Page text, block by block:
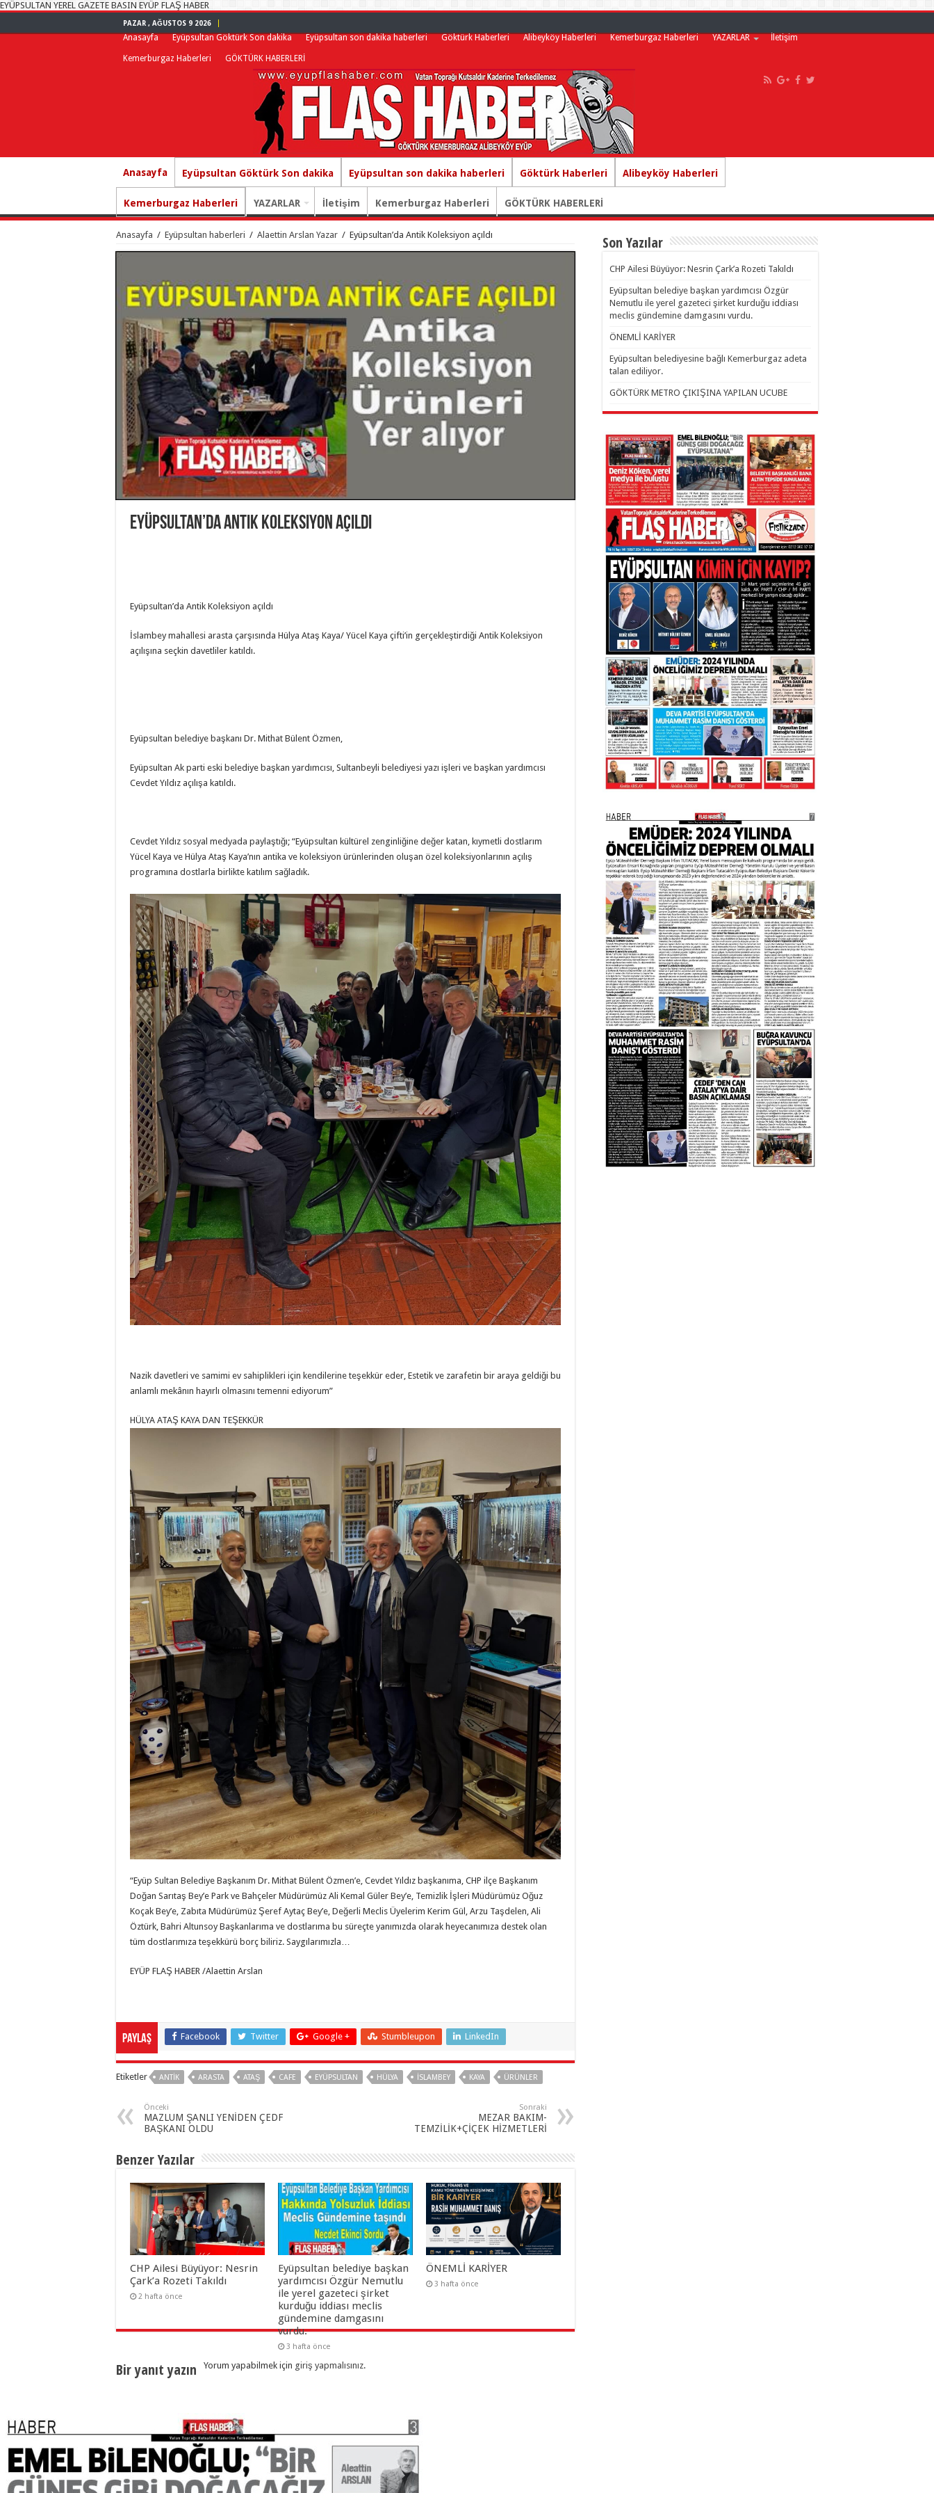
EYÜPSULTAN YEREL GAZETE BASIN EYÜP FLAŞ HABER
PAZAR , AĞUSTOS 9 2026
Anasayfa Eyüpsultan Göktürk Son dakika Eyüpsultan son dakika haberleri Göktürk Haberleri Alibeyköy Haberleri Kemerburgaz Haberleri YAZARLAR İletişim
Kemerburgaz Haberleri GÖKTÜRK HABERLERİ
Anasayfa Eyüpsultan Göktürk Son dakika Eyüpsultan son dakika haberleri Göktürk Haberleri Alibeyköy Haberleri
Kemerburgaz Haberleri YAZARLAR İletişim Kemerburgaz Haberleri GÖKTÜRK HABERLERİ
Anasayfa / Eyüpsultan haberleri / Alaettin Arslan Yazar / Eyüpsultan’da Antik Koleksiyon açıldı
Eyüpsultan’da Antik Koleksiyon açıldı
Eyüpsultan’da Antik Koleksiyon açıldı
İslambey mahallesi arasta çarşısında Hülya Ataş Kaya/ Yücel Kaya çifti’in gerçekleştirdiği Antik Koleksiyon
açılışına seçkin davetliler katıldı.
Eyüpsultan belediye başkanı Dr. Mithat Bülent Özmen,
Eyüpsultan Ak parti eski belediye başkan yardımcısı, Sultanbeyli belediyesi yazı işleri ve başkan yardımcısı
Cevdet Yıldız açılışa katıldı.
Cevdet Yıldız sosyal medyada paylaştığı; “Eyüpsultan kültürel zenginliğine değer katan, kıymetli dostlarım
Yücel Kaya ve Hülya Ataş Kaya’nın antika ve koleksiyon ürünlerinden oluşan özel koleksiyonlarının açılış
programına dostlarla birlikte katılım sağladık.
Nazik davetleri ve samimi ev sahiplikleri için kendilerine teşekkür eder, Estetik ve zarafetin bir araya geldiği bu
anlamlı mekânın hayırlı olmasını temenni ediyorum”
HÜLYA ATAŞ KAYA DAN TEŞEKKÜR
“Eyüp Sultan Belediye Başkanım Dr. Mithat Bülent Özmen’e, Cevdet Yıldız başkanıma, CHP ilçe Başkanım
Doğan Sarıtaş Bey’e Park ve Bahçeler Müdürümüz Ali Kemal Güler Bey’e, Temizlik İşleri Müdürümüz Oğuz
Koçak Bey’e, Zabıta Müdürümüz Şeref Aytaç Bey’e, Değerli Meclis Üyelerim Kerim Gül, Arzu Taşdelen, Ali
Öztürk, Bahri Altunsoy Başkanlarıma ve dostlarıma bu süreçte yanımızda olarak heyecanımıza destek olan
tüm dostlarımıza teşekkürü borç biliriz. Saygılarımızla…
EYÜP FLAŞ HABER /Alaettin Arslan
Paylaş Facebook Twitter Google + Stumbleupon LinkedIn
Etiketler ANTIK ARASTA ATAŞ CAFE EYÜPSULTAN HÜLYA ISLAMBEY KAYA ÜRÜNLER
Önceki
MAZLUM ŞANLI YENİDEN ÇEDF
BAŞKANI OLDU
Sonraki
MEZAR BAKIM-
TEMZİLİK+ÇİÇEK HİZMETLERİ
Benzer Yazılar
CHP Ailesi Büyüyor: Nesrin
Çark’a Rozeti Takıldı
2 hafta önce
Eyüpsultan belediye başkan
yardımcısı Özgür Nemutlu
ile yerel gazeteci şirket
kurduğu iddiası meclis
gündemine damgasını
vurdu.
3 hafta önce
ÖNEMLİ KARİYER
3 hafta önce
Bir yanıt yazın Yorum yapabilmek için giriş yapmalısınız.
Son Yazılar
CHP Ailesi Büyüyor: Nesrin Çark’a Rozeti Takıldı
Eyüpsultan belediye başkan yardımcısı Özgür
Nemutlu ile yerel gazeteci şirket kurduğu iddiası
meclis gündemine damgasını vurdu.
ÖNEMLİ KARİYER
Eyüpsultan belediyesine bağlı Kemerburgaz adeta
talan ediliyor.
GÖKTÜRK METRO ÇIKIŞINA YAPILAN UCUBE